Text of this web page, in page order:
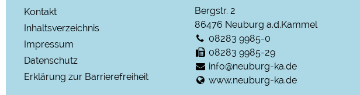
Kontakt
Inhaltsverzeichnis
Impressum
Datenschutz
Erklärung zur Barrierefreiheit
Bergstr. 2
86476 Neuburg a.d.Kammel
08283 9985-0
08283 9985-29
info@neuburg-ka.de
www.neuburg-ka.de